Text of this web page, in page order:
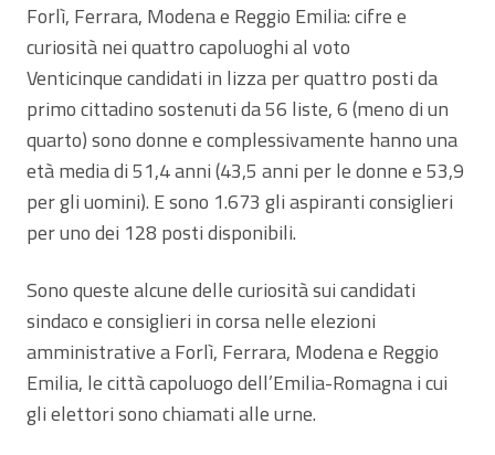
Forlì, Ferrara, Modena e Reggio Emilia: cifre e
curiosità nei quattro capoluoghi al voto
Venticinque candidati in lizza per quattro posti da
primo cittadino sostenuti da 56 liste, 6 (meno di un
quarto) sono donne e complessivamente hanno una
età media di 51,4 anni (43,5 anni per le donne e 53,9
per gli uomini). E sono 1.673 gli aspiranti consiglieri
per uno dei 128 posti disponibili.
Sono queste alcune delle curiosità sui candidati
sindaco e consiglieri in corsa nelle elezioni
amministrative a Forlì, Ferrara, Modena e Reggio
Emilia, le città capoluogo dell’Emilia-Romagna i cui
gli elettori sono chiamati alle urne.